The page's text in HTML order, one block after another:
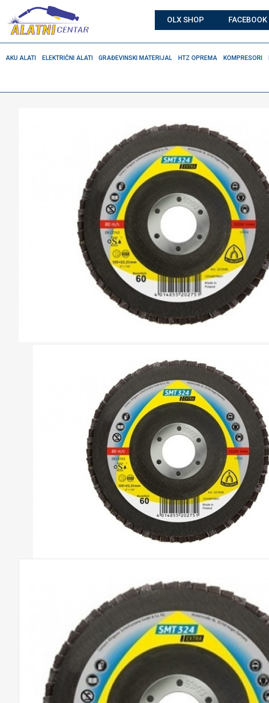
OLX SHOP FACEBOOK
AKU ALATI ELEKTRIČNI ALATI GRAĐEVINSKI MATERIJAL HTZ OPREMA KOMPRESORI